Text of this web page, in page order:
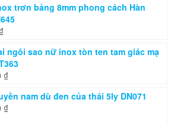
trơn bảng 8mm phong cách Hàn
₫
ngôi sao nữ inox tòn ten tam giác mạ
₫
nam dù đen của thái 5ly DN071
₫